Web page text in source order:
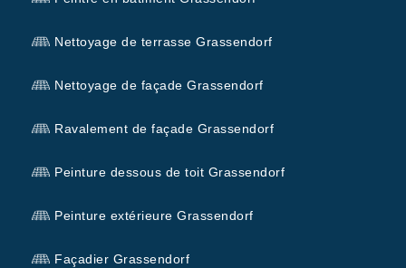
Nettoyage de terrasse Grassendorf
Nettoyage de façade Grassendorf
Ravalement de façade Grassendorf
Peinture dessous de toit Grassendorf
Peinture extérieure Grassendorf
Façadier Grassendorf